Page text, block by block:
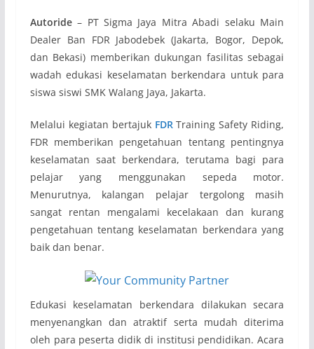
Autoride– PT Sigma Jaya Mitra Abadi selaku Main
Dealer Ban FDR Jabodebek (Jakarta, Bogor, Depok,
dan Bekasi) memberikan dukungan fasilitas sebagai
wadah edukasi keselamatan berkendara untuk para
siswa siswi SMK Walang Jaya, Jakarta.
Melalui kegiatan bertajuk FDR Training Safety Riding,
FDR memberikan pengetahuan tentang pentingnya
keselamatan saat berkendara, terutama bagi para
pelajar yang menggunakan sepeda motor.
Menurutnya, kalangan pelajar tergolong masih
sangat rentan mengalami kecelakaan dan kurang
pengetahuan tentang keselamatan berkendara yang
baik dan benar.
Edukasi keselamatan berkendara dilakukan secara
menyenangkan dan atraktif serta mudah diterima
oleh para peserta didik di institusi pendidikan. Acara